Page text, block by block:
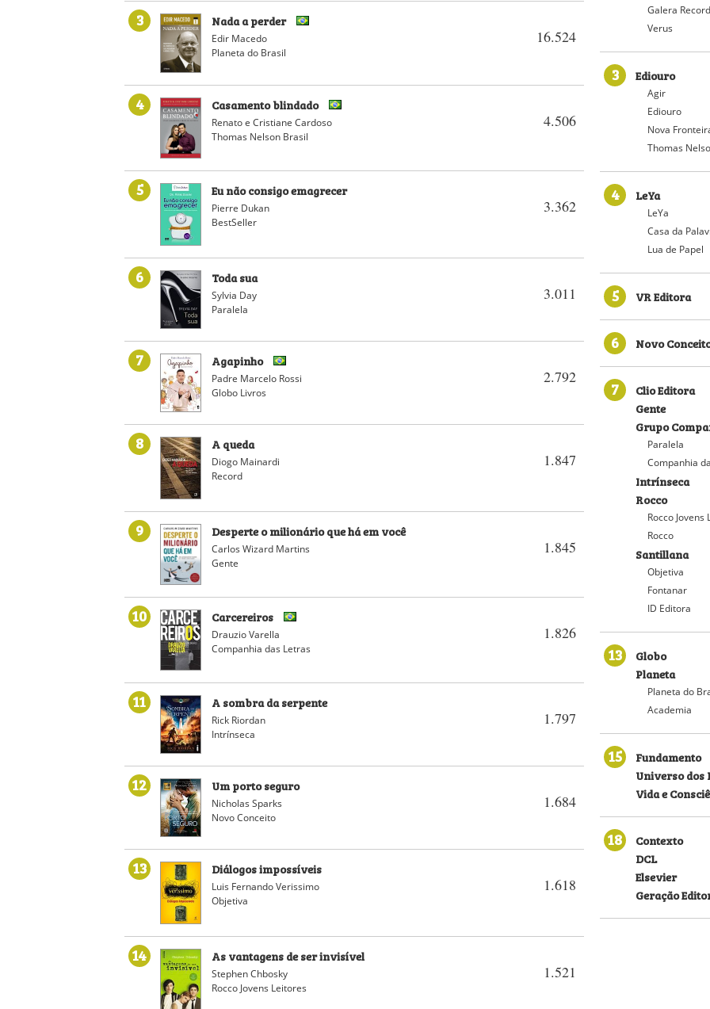
3
16.524
Nada a perder
Edir Macedo
Planeta do Brasil
4
4.506
Casamento blindado
Renato e Cristiane Cardoso
Thomas Nelson Brasil
5
3.362
Eu não consigo emagrecer
Pierre Dukan
BestSeller
6
3.011
Toda sua
Sylvia Day
Paralela
7
2.792
Agapinho
Padre Marcelo Rossi
Globo Livros
8
1.847
A queda
Diogo Mainardi
Record
9
1.845
Desperte o milionário que há em você
Carlos Wizard Martins
Gente
10
1.826
Carcereiros
Drauzio Varella
Companhia das Letras
11
1.797
A sombra da serpente
Rick Riordan
Intrínseca
12
1.684
Um porto seguro
Nicholas Sparks
Novo Conceito
13
1.618
Diálogos impossíveis
Luis Fernando Verissimo
Objetiva
14
1.521
As vantagens de ser invisível
Stephen Chbosky
Rocco Jovens Leitores
Galera Record
Verus
3 Ediouro
Agir
Ediouro
Nova
Thomas
4 LeYa
LeYa
Casa da
Lua de Papel
5 VR Editora
6 Novo
7
Clio Editora
Gente
Grupo
Paralela
Companhia
Intrínseca
Rocco
Rocco Jovens
Rocco
Santillana
Objetiva
Fontanar
ID Editora
13
Globo
Planeta
Planeta do
Academia
15
Fundamento
Universo dos
Vida e
18
Contexto
DCL
Elsevier
Geração